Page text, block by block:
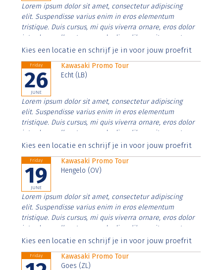
Lorem ipsum dolor sit amet, consectetur adipiscing
elit. Suspendisse varius enim in eros elementum
tristique. Duis cursus, mi quis viverra ornare, eros dolor
interdum nulla, ut commodo diam libero vitae erat.
Aenean faucibus nibh et justo cursus id rutrum lorem
Kies een locatie en schrijf je in voor jouw proefrit
Friday
26
JUNE
Kawasaki Promo Tour
Echt (LB)
Lorem ipsum dolor sit amet, consectetur adipiscing
elit. Suspendisse varius enim in eros elementum
tristique. Duis cursus, mi quis viverra ornare, eros dolor
interdum nulla, ut commodo diam libero vitae erat.
Aenean faucibus nibh et justo cursus id rutrum lorem
Kies een locatie en schrijf je in voor jouw proefrit
Friday
19
JUNE
Kawasaki Promo Tour
Hengelo (OV)
Lorem ipsum dolor sit amet, consectetur adipiscing
elit. Suspendisse varius enim in eros elementum
tristique. Duis cursus, mi quis viverra ornare, eros dolor
interdum nulla, ut commodo diam libero vitae erat.
Aenean faucibus nibh et justo cursus id rutrum lorem
Kies een locatie en schrijf je in voor jouw proefrit
Friday
Kawasaki Promo Tour
Goes (ZL)